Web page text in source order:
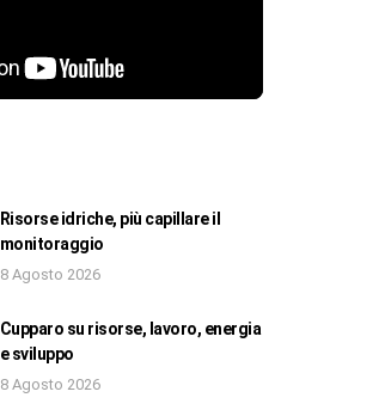
Risorse idriche, più capillare il
monitoraggio
8 Agosto 2026
Cupparo su risorse, lavoro, energia
e sviluppo
8 Agosto 2026